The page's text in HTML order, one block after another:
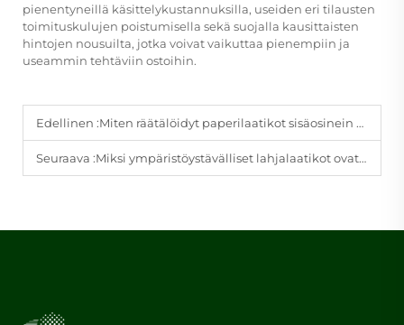
pienentyneillä käsittelykustannuksilla, useiden eri tilausten
toimituskulujen poistumisella sekä suojalla kausittaisten
hintojen nousuilta, jotka voivat vaikuttaa pienempiin ja
useammin tehtäviin ostoihin.
Edellinen :Miten räätälöidyt paperilaatikot sisäosinein parantavat tuotteesi esittelyä?
Seuraava :Miksi ympäristöystävälliset lahjalaatikot ovat nousussa modernien brändien suosituimmaksi valinnaksi?